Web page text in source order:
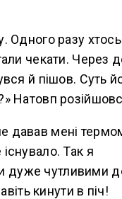
Одного разу хтось
чекати. Через
й пішов. Суть
Натовп
давав мені
Так я
дуже чутливими
кинути в піч!